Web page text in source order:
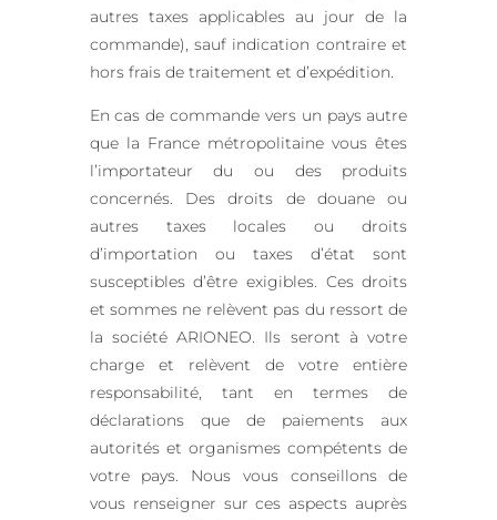
autres taxes applicables au jour de la
commande), sauf indication contraire et
hors frais de traitement et d’expédition.
En cas de commande vers un pays autre
que la France métropolitaine vous êtes
l’importateur du ou des produits
concernés. Des droits de douane ou
autres taxes locales ou droits
d’importation ou taxes d’état sont
susceptibles d’être exigibles. Ces droits
et sommes ne relèvent pas du ressort de
la société ARIONEO. Ils seront à votre
charge et relèvent de votre entière
responsabilité, tant en termes de
déclarations que de paiements aux
autorités et organismes compétents de
votre pays. Nous vous conseillons de
vous renseigner sur ces aspects auprès